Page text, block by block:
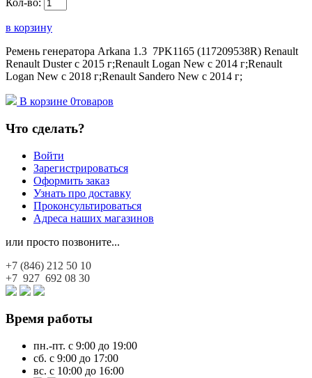
Кол-во:
в корзину
Ремень генератора Arkana 1.3 7PK1165 (117209538R) Renault
Renault Duster с 2015 г;Renault Logan New с 2014 г;Renault
Logan New с 2018 г;Renault Sandero New с 2014 г;
В корзине 0товаров
Что сделать?
Войти
Зарегистрироваться
Оформить заказ
Узнать про доставку
Проконсультироваться
Адреса наших магазинов
или просто позвоните...
+7 (846) 212 50 10
+7 927 692 08 30
Время работы
пн.-пт. с 9:00 до 19:00
сб. с 9:00 до 17:00
вс. с 10:00 до 16:00